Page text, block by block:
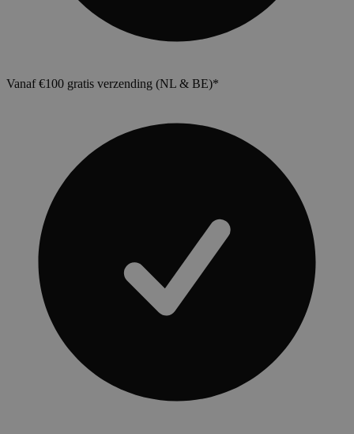
Vanaf €100 gratis verzending (NL & BE)*